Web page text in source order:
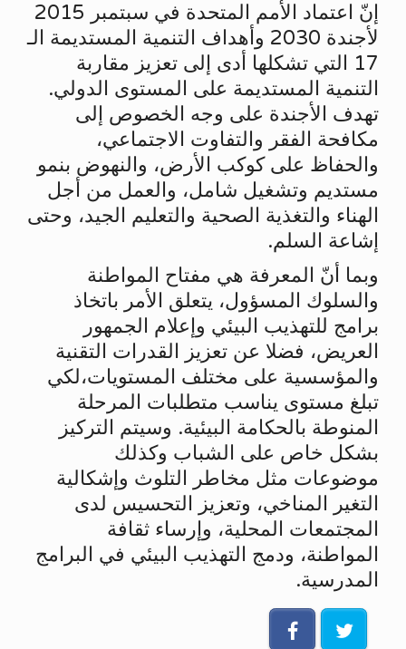
إنّ اعتماد الأمم المتحدة في سبتمبر 2015
لأجندة 2030 وأهداف التنمية المستديمة الـ
17 التي تشكلها أدى إلى تعزيز مقاربة
التنمية المستديمة على المستوى الدولي.
تهدف الأجندة على وجه الخصوص إلى
مكافحة الفقر والتفاوت الاجتماعي،
والحفاظ على كوكب الأرض، والنهوض بنمو
مستديم وتشغيل شامل، والعمل من أجل
الهناء والتغذية الصحية والتعليم الجيد، وحتى
إشاعة السلم.
وبما أنّ المعرفة هي مفتاح المواطنة
والسلوك المسؤول، يتعلق الأمر باتخاذ
برامج للتهذيب البيئي وإعلام الجمهور
العريض، فضلا عن تعزيز القدرات التقنية
والمؤسسية على مختلف المستويات،لكي
تبلغ مستوى يناسب متطلبات المرحلة
المنوطة بالحكامة البيئية. وسيتم التركيز
بشكل خاص على الشباب وكذلك
موضوعات مثل مخاطر التلوث وإشكالية
التغير المناخي، وتعزيز التحسيس لدى
المجتمعات المحلية، وإرساء ثقافة
المواطنة، ودمج التهذيب البيئي في البرامج
المدرسية.